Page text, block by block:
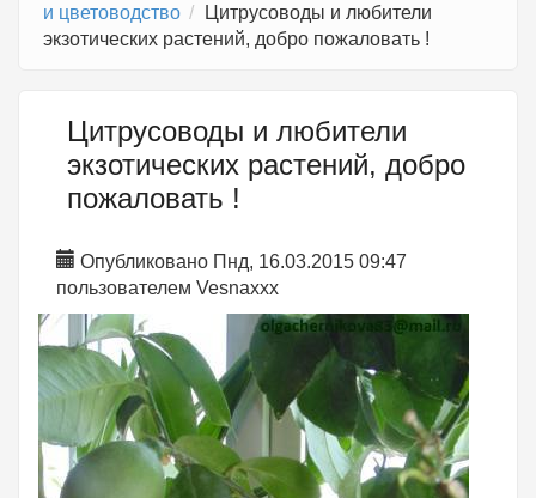
и цветоводство
Цитрусоводы и любители
экзотических растений, добро пожаловать !
Цитрусоводы и любители
экзотических растений, добро
пожаловать !
Опубликовано Пнд, 16.03.2015 09:47
пользователем Vesnaxxx